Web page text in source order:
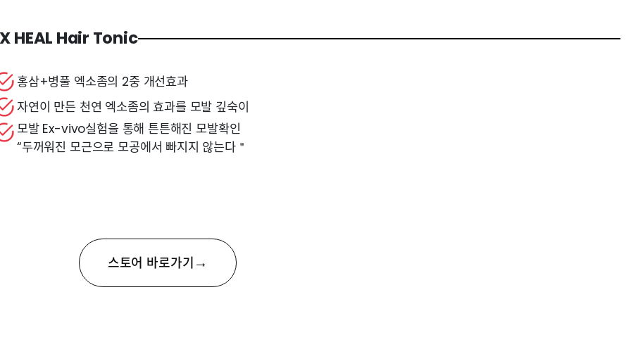
HEAL Hair Tonic
홍삼+병풀 엑소좀의 2중 개선효과
자연이 만든 천연 엑소좀의 효과를 모발 깊숙이
모발 Ex-vivo실험을 통해 튼튼해진 모발확인
“두꺼워진 모근으로 모공에서 빠지지 않는다＂
스토어 바로가기 →